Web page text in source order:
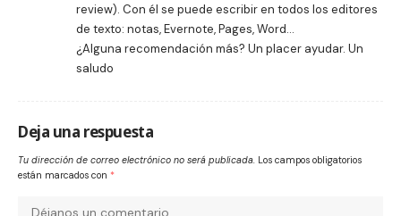
review). Con él se puede escribir en todos los editores
de texto: notas, Evernote, Pages, Word…
¿Alguna recomendación más? Un placer ayudar. Un
saludo
Deja una respuesta
Tu dirección de correo electrónico no será publicada. Los campos obligatorios
están marcados con *